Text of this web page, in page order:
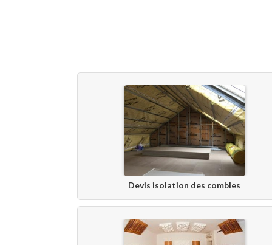
Devis isolation des combles